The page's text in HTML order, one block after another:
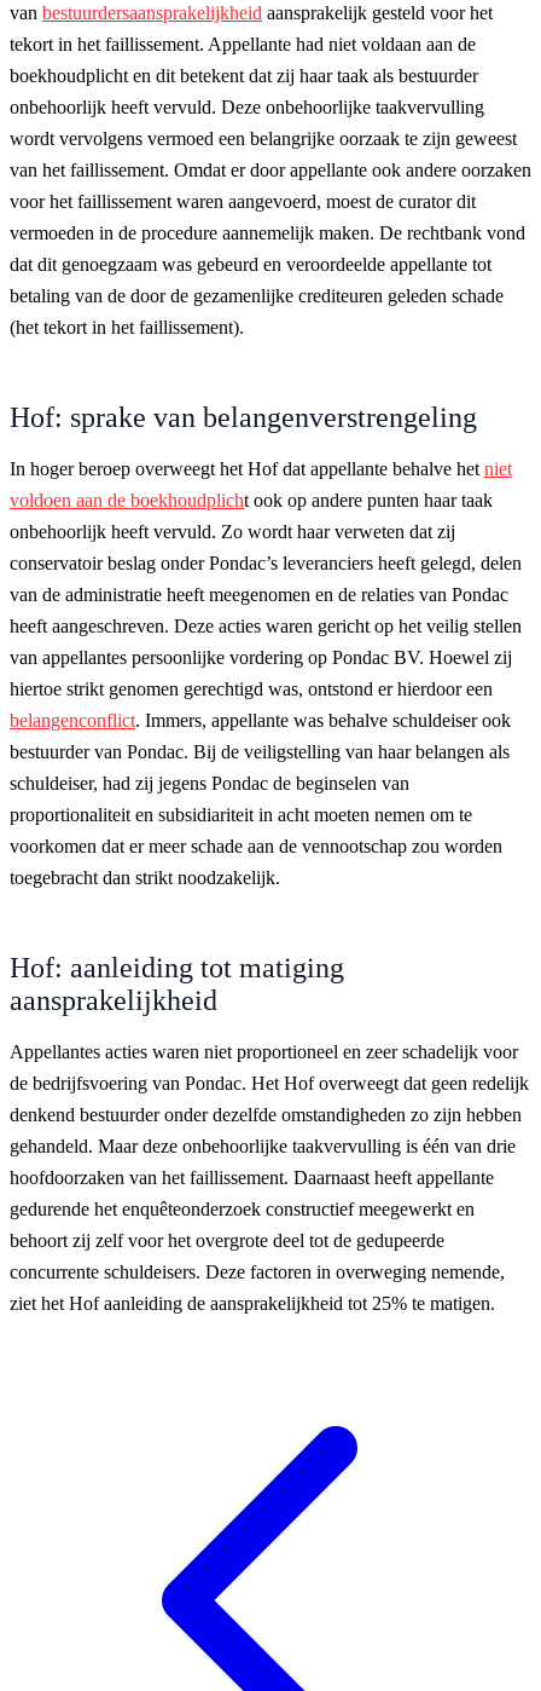
van bestuurdersaansprakelijkheid aansprakelijk gesteld voor het
tekort in het faillissement. Appellante had niet voldaan aan de
boekhoudplicht en dit betekent dat zij haar taak als bestuurder
onbehoorlijk heeft vervuld. Deze onbehoorlijke taakvervulling
wordt vervolgens vermoed een belangrijke oorzaak te zijn geweest
van het faillissement. Omdat er door appellante ook andere oorzaken
voor het faillissement waren aangevoerd, moest de curator dit
vermoeden in de procedure aannemelijk maken. De rechtbank vond
dat dit genoegzaam was gebeurd en veroordeelde appellante tot
betaling van de door de gezamenlijke crediteuren geleden schade
(het tekort in het faillissement).
Hof: sprake van belangenverstrengeling
In hoger beroep overweegt het Hof dat appellante behalve het niet
voldoen aan de boekhoudplicht ook op andere punten haar taak
onbehoorlijk heeft vervuld. Zo wordt haar verweten dat zij
conservatoir beslag onder Pondac’s leveranciers heeft gelegd, delen
van de administratie heeft meegenomen en de relaties van Pondac
heeft aangeschreven. Deze acties waren gericht op het veilig stellen
van appellantes persoonlijke vordering op Pondac BV. Hoewel zij
hiertoe strikt genomen gerechtigd was, ontstond er hierdoor een
belangenconflict. Immers, appellante was behalve schuldeiser ook
bestuurder van Pondac. Bij de veiligstelling van haar belangen als
schuldeiser, had zij jegens Pondac de beginselen van
proportionaliteit en subsidiariteit in acht moeten nemen om te
voorkomen dat er meer schade aan de vennootschap zou worden
toegebracht dan strikt noodzakelijk.
Hof: aanleiding tot matiging
aansprakelijkheid
Appellantes acties waren niet proportioneel en zeer schadelijk voor
de bedrijfsvoering van Pondac. Het Hof overweegt dat geen redelijk
denkend bestuurder onder dezelfde omstandigheden zo zijn hebben
gehandeld. Maar deze onbehoorlijke taakvervulling is één van drie
hoofdoorzaken van het faillissement. Daarnaast heeft appellante
gedurende het enquêteonderzoek constructief meegewerkt en
behoort zij zelf voor het overgrote deel tot de gedupeerde
concurrente schuldeisers. Deze factoren in overweging nemende,
ziet het Hof aanleiding de aansprakelijkheid tot 25% te matigen.